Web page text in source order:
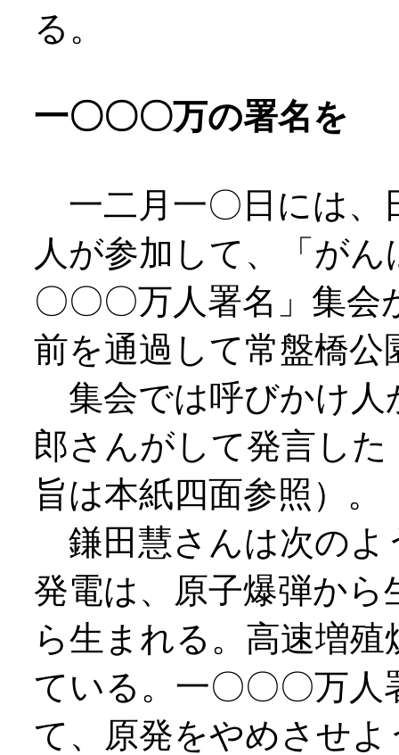
る。
一〇〇〇万の署名を
一二月一〇日には、
人が参加して、「が
〇〇〇万人署名」集
前を通過して常盤橋
集会では呼びかけ人
郎さんがして発言し
旨は本紙四面参照）。
鎌田慧さんは次のよ
発電は、原子爆弾か
ら生まれる。高速増
ている。一〇〇〇万
て、原発をやめさせ